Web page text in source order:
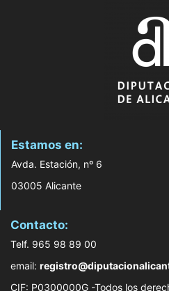
Estamos en:
Avda. Estación, nº 6
03005 Alicante
Contacto:
Telf. 965 98 89 00
email:
CIF: P0300000G -Todos los